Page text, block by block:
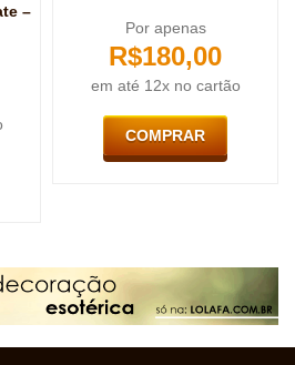
–
Por apenas
R$180,00
em até 12x no cartão
COMPRAR